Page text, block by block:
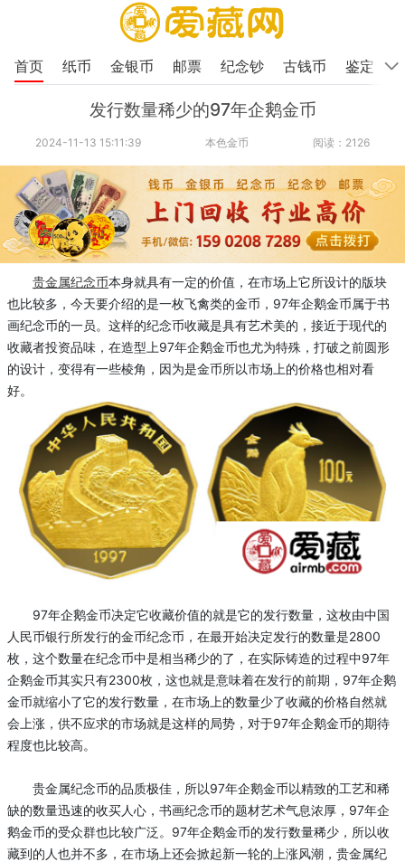
首页 纸币 金银币 邮票 纪念钞 古钱币 鉴定
发行数量稀少的97年企鹅金币
2024-11-13 15:11:39 本色金币 阅读：2126
贵金属纪念币本身就具有一定的价值，在市场上它所设计的版块
也比较多，今天要介绍的是一枚飞禽类的金币，97年企鹅金币属于书
画纪念币的一员。这样的纪念币收藏是具有艺术美的，接近于现代的
收藏者投资品味，在造型上97年企鹅金币也尤为特殊，打破之前圆形
的设计，变得有一些棱角，因为是金币所以市场上的价格也相对看
好。
97年企鹅金币决定它收藏价值的就是它的发行数量，这枚由中国
人民币银行所发行的金币纪念币，在最开始决定发行的数量是2800
枚，这个数量在纪念币中是相当稀少的了，在实际铸造的过程中97年
企鹅金币其实只有2300枚，这也就是意味着在发行的前期，97年企鹅
金币就缩小了它的发行数量，在市场上的数量少了收藏的价格自然就
会上涨，供不应求的市场就是这样的局势，对于97年企鹅金币的期待
程度也比较高。
贵金属纪念币的品质极佳，所以97年企鹅金币以精致的工艺和稀
缺的数量迅速的收买人心，书画纪念币的题材艺术气息浓厚，97年企
鹅金币的受众群也比较广泛。97年企鹅金币的发行数量稀少，所以收
藏到的人也并不多，在市场上还会掀起新一轮的上涨风潮，贵金属纪